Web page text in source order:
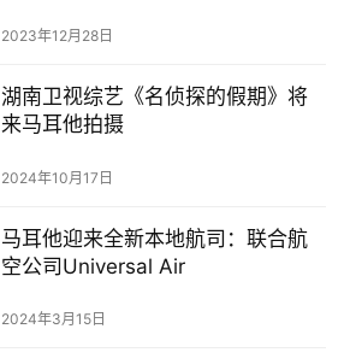
2023年12月28日
湖南卫视综艺《名侦探的假期》将
来马耳他拍摄
2024年10月17日
马耳他迎来全新本地航司：联合航
空公司Universal Air
2024年3月15日